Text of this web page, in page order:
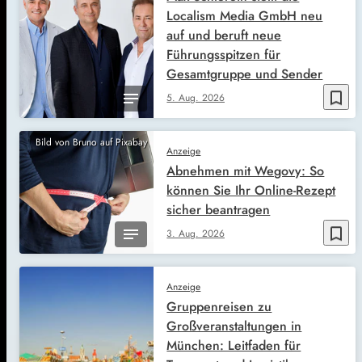
bookmark_border
5. Aug. 2026
Localism Media GmbH neu
auf und beruft neue
Führungsspitzen für
Gesamtgruppe und Sender
Bild von Bruno auf Pixabay
bookmark_border
Anzeige
3. Aug. 2026
Abnehmen mit Wegovy: So
können Sie Ihr Online-Rezept
sicher beantragen
Anzeige
Gruppenreisen zu
Großveranstaltungen in
München: Leitfaden für